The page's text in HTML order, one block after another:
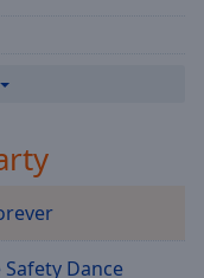
Safety Dance